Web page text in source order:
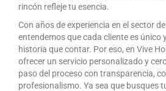
rincón refleje tu esencia.
Con años de experiencia en el sector
entendemos que cada cliente es único
historia que contar. Por eso, en Vive
ofrecer un servicio personalizado y
paso del proceso con transparencia,
profesionalismo. Ya sea que busques